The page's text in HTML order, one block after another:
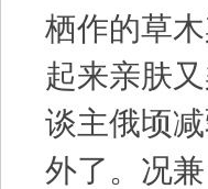
栖作的草
起来亲肤
谈主俄顷
外了。况